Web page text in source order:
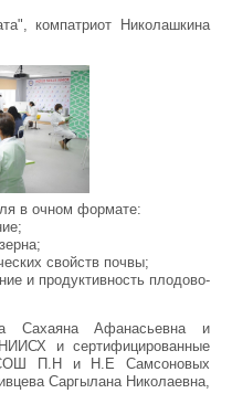
компатриот Николашкина
в очном формате:
свойств почвы;
и продуктивность плодово-
Сахаяна Афанасьевна и
и сертифицированные
СОШ П.Н и Н.Е Самсоновых
Саргылана Николаевна,